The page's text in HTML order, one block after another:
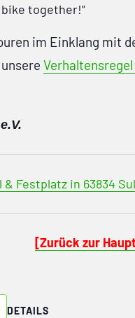
together!”
im Einklang mit
Verhaltensregel
& Festplatz in 63834
[Zurück zur
DETAILS